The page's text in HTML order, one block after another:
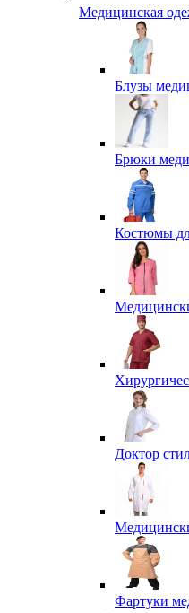
Медицинская
Блузы
Брюки
Костюмы
Доктор
Фартуки